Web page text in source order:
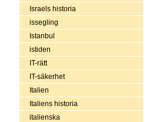
Israels historia
issegling
Istanbul
istiden
IT-rätt
IT-säkerhet
Italien
Italiens historia
italienska